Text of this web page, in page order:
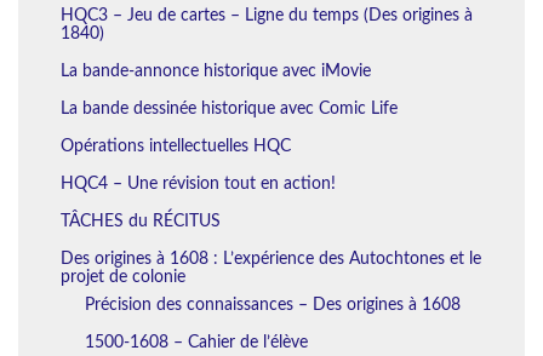
HQC3 – Jeu de cartes – Ligne du temps (Des origines à
1840)
La bande-annonce historique avec iMovie
La bande dessinée historique avec Comic Life
Opérations intellectuelles HQC
HQC4 – Une révision tout en action!
TÂCHES du RÉCITUS
Des origines à 1608 : L’expérience des Autochtones et le
projet de colonie
Précision des connaissances – Des origines à 1608
1500-1608 – Cahier de l’élève